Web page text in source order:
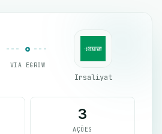
VIA EGROW
Irsaliyat
3
AÇÕES